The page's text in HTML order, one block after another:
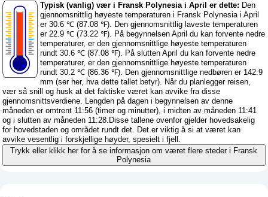
Typisk (vanlig) vær i Fransk Polynesia i April er dette: Den
gjennomsnittlig høyeste temperaturen i Fransk Polynesia i April
er 30.6 ℃ (87.08 ℉). Den gjennomsnittlig laveste temperaturen
er 22.9 ℃ (73.22 ℉). På begynnelsen April du kan forvente nedre
temperaturer, er den gjennomsnittlige høyeste temperaturen
rundt 30.6 ℃ (87.08 ℉). På slutten April du kan forvente nedre
temperaturer, er den gjennomsnittlige høyeste temperaturen
rundt 30.2 ℃ (86.36 ℉). Den gjennomsnittlige nedbøren er 142.9
mm (ser her, hva dette tallet betyr). Når du planlegger reisen,
vær så snill og husk at det faktiske været kan avvike fra disse
gjennomsnittsverdiene. Lengden på dagen i begynnelsen av denne
måneden er omtrent 11:56 (timer og minutter), i midten av måneden 11:41
og i slutten av måneden 11:28.Disse tallene ovenfor gjelder hovedsakelig
for hovedstaden og området rundt det. Det er viktig å si at været kan
avvike vesentlig i forskjellige høyder, spesielt i fjell.
Trykk eller klikk her for å se informasjon om været flere steder i Fransk
Polynesia